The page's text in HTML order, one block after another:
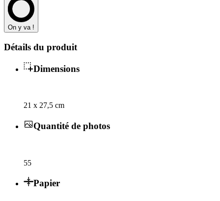
On y va !
Détails du produit
Dimensions
21 x 27,5 cm
Quantité de photos
55
Papier